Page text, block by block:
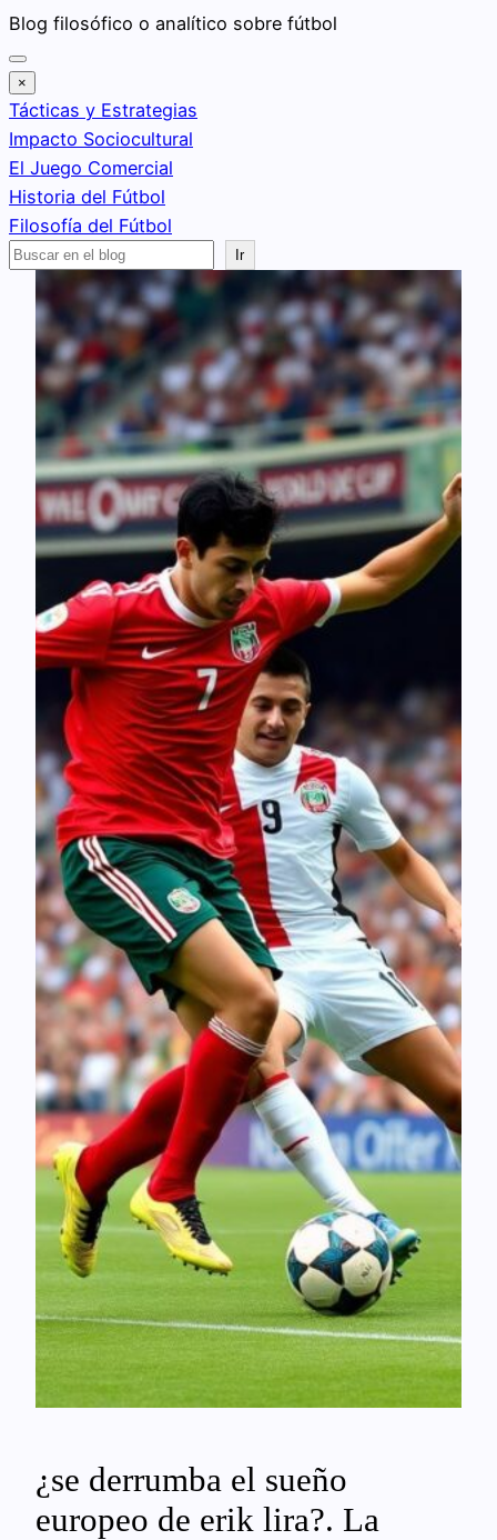
Saltar
al
contenido
Blog filosófico o analítico sobre fútbol
×
Tácticas y Estrategias
Impacto Sociocultural
El Juego Comercial
Historia del Fútbol
Filosofía del Fútbol
Buscar
Ir
¿se derrumba el sueño
europeo de erik lira?. La